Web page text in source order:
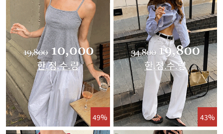
49% 43%